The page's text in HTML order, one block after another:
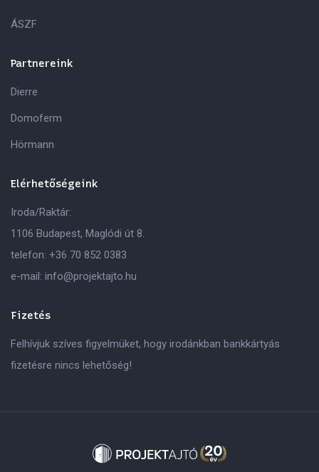
ÁSZF
Partnereink
Dierre
Domoferm
Hörmann
Elérhetőségeink
Iroda/Raktár:
1106 Budapest, Maglódi út 8.
telefon: +36 70 852 0383
e-mail: info@projektajto.hu
Fizetés
Felhívjuk szíves figyelmüket, hogy irodánkban bankkártyás
fizetésre nincs lehetőség!